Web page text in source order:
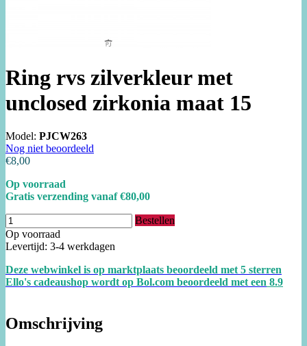
Ring rvs zilverkleur met
unclosed zirkonia maat 15
Model: PJCW263
Nog niet beoordeeld
€8,00
Op voorraad
Gratis verzending vanaf €80,00
Bestellen
Op voorraad
Levertijd: 3-4 werkdagen
Deze webwinkel is op marktplaats beoordeeld met 5 sterren
Ello's cadeaushop wordt op Bol.com beoordeeld met een 8.9
Omschrijving